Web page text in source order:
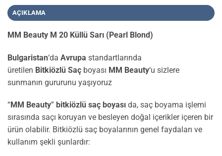
AÇIKLAMA
MM Beauty M 20 Küllü Sarı (Pearl Blond)
Bulgaristan‘da Avrupa standartlarında
üretilen Bitkiözlü Saç boyası MM Beauty‘u sizlere
sunmanın gururunu yaşıyoruz
“MM Beauty” bitkiözlü saç boyası da, saç boyama işlemi
sırasında saçı koruyan ve besleyen doğal içerikler içeren bir
ürün olabilir. Bitkiözlü saç boyalarının genel faydaları ve
kullanım şekli şunlardır: